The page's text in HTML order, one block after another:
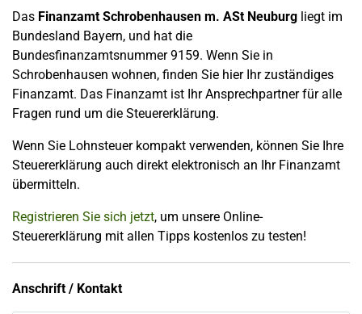
Das Finanzamt Schrobenhausen m. ASt Neuburg liegt im
Bundesland Bayern, und hat die
Bundesfinanzamtsnummer 9159. Wenn Sie in
Schrobenhausen wohnen, finden Sie hier Ihr zuständiges
Finanzamt. Das Finanzamt ist Ihr Ansprechpartner für alle
Fragen rund um die Steuererklärung.
Wenn Sie Lohnsteuer kompakt verwenden, können Sie Ihre
Steuererklärung auch direkt elektronisch an Ihr Finanzamt
übermitteln.
Registrieren Sie sich jetzt, um unsere Online-
Steuererklärung mit allen Tipps kostenlos zu testen!
Anschrift / Kontakt